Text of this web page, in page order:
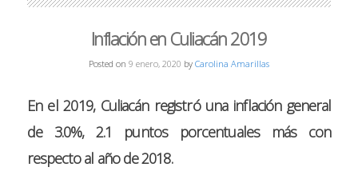
Inflación en Culiacán 2019
Posted on 9 enero, 2020 by Carolina Amarillas
En el 2019, Culiacán registró una inflación general
de 3.0%, 2.1 puntos porcentuales más con
respecto al año de 2018.